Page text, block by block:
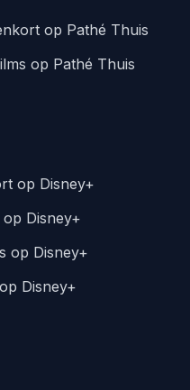
op Pathé Thuis
op Pathé Thuis
op Disney+
Disney+
op Disney+
Disney+